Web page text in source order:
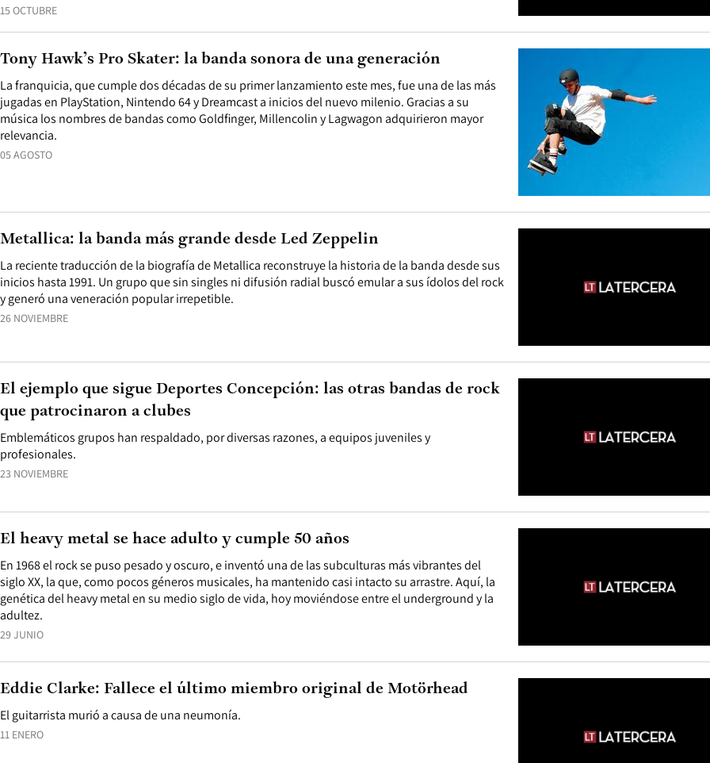
15 OCTUBRE
05 AGOSTO
La franquicia, que cumple dos décadas de su primer lanzamiento este mes, fue una de las más
jugadas en PlayStation, Nintendo 64 y Dreamcast a inicios del nuevo milenio. Gracias a su
música los nombres de bandas como Goldfinger, Millencolin y Lagwagon adquirieron mayor
relevancia.
Tony Hawk’s Pro Skater: la banda sonora de una generación
26 NOVIEMBRE
La reciente traducción de la biografía de Metallica reconstruye la historia de la banda desde sus
inicios hasta 1991. Un grupo que sin singles ni difusión radial buscó emular a sus ídolos del rock
y generó una veneración popular irrepetible.
Metallica: la banda más grande desde Led Zeppelin
23 NOVIEMBRE
Emblemáticos grupos han respaldado, por diversas razones, a equipos juveniles y
profesionales.
El ejemplo que sigue Deportes Concepción: las otras bandas de rock
que patrocinaron a clubes
29 JUNIO
En 1968 el rock se puso pesado y oscuro, e inventó una de las subculturas más vibrantes del
siglo XX, la que, como pocos géneros musicales, ha mantenido casi intacto su arrastre. Aquí, la
genética del heavy metal en su medio siglo de vida, hoy moviéndose entre el underground y la
adultez.
El heavy metal se hace adulto y cumple 50 años
11 ENERO
El guitarrista murió a causa de una neumonía.
Eddie Clarke: Fallece el último miembro original de Motörhead